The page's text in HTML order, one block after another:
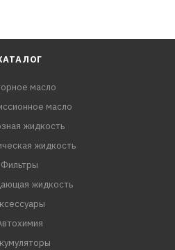
масло
масло
жидкость
жидкость
Фильтры
жидкость